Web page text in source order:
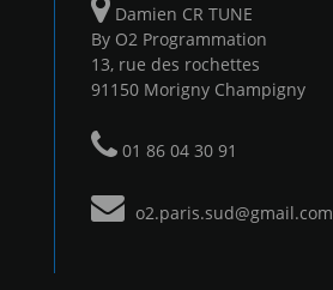
Damien CR TUNE
By O2 Programmation
13, rue des rochettes
91150 Morigny Champigny
01 86 04 30 91
o2.paris.sud@gmail.com